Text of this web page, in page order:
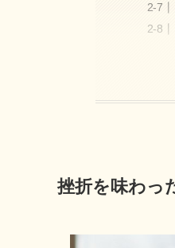
挫折を味わっ